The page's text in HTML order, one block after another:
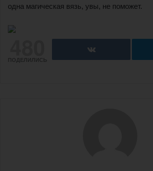
одна магическая вязь, увы, не поможет.
ПОДЕЛИЛИСЬ